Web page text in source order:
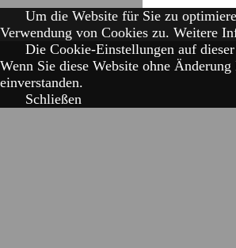
Um die Website für Sie zu
Verwendung von Cookies zu. Weitere
Die Cookie-Einstellungen auf
Wenn Sie diese Website ohne
einverstanden.
Schließen